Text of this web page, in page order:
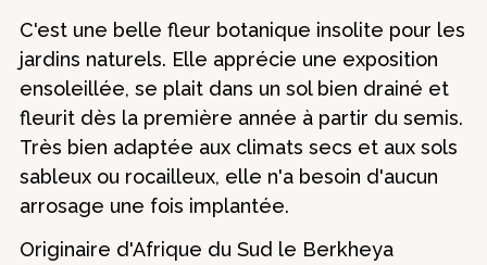
C'est une belle fleur botanique insolite pour les
jardins naturels. Elle apprécie une exposition
ensoleillée, se plait dans un sol bien drainé et
fleurit dès la première année à partir du semis.
Très bien adaptée aux climats secs et aux sols
sableux ou rocailleux, elle n'a besoin d'aucun
arrosage une fois implantée.
Originaire d'Afrique du Sud le Berkheya